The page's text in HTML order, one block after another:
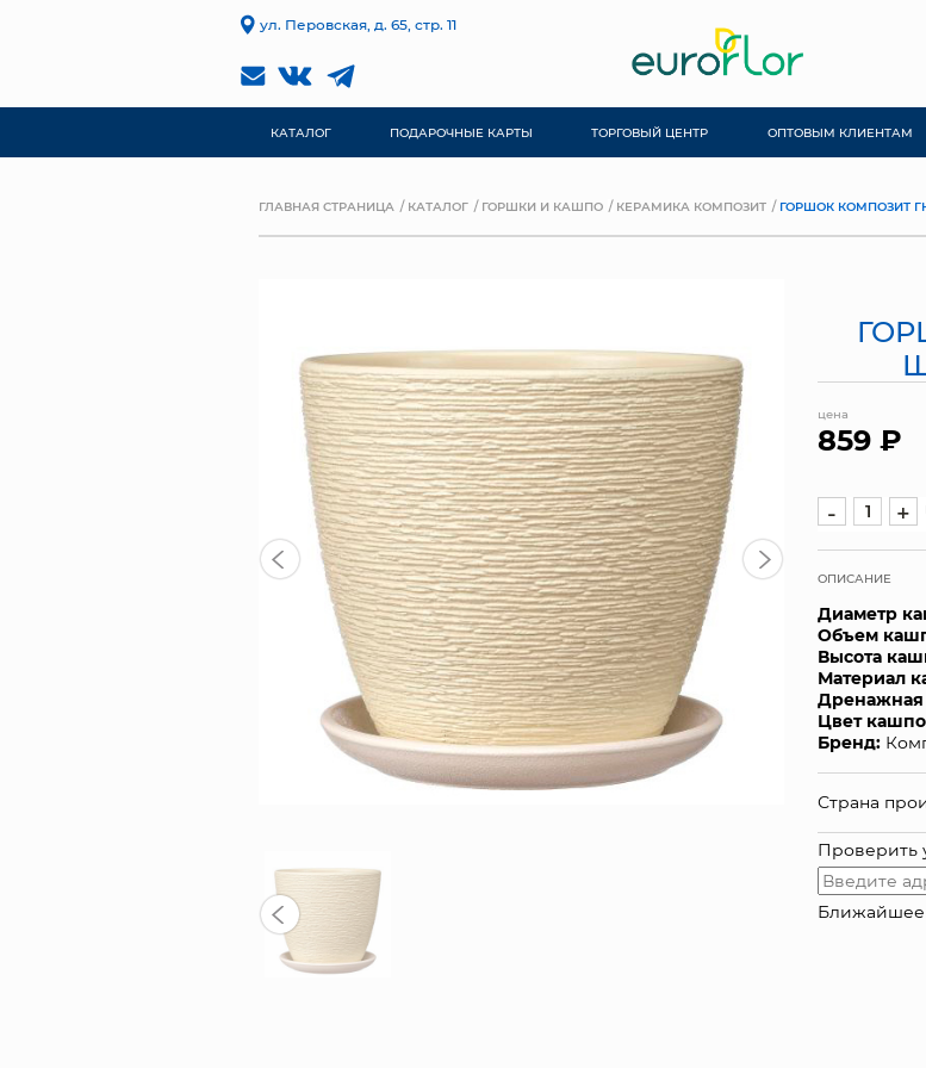
ул. Перовская, д. 65, стр. 11
КАТАЛОГ ПОДАРОЧНЫЕ КАРТЫ ТОРГОВЫЙ ЦЕНТР ОПТОВЫМ КЛИЕНТАМ
ГЛАВНАЯ СТРАНИЦА КАТАЛОГ ГОРШКИ И КАШПО КЕРАМИКА КОМПОЗИТ ГОРШОК КОМПОЗИТ
цена
859 ₽
- +
ОПИСАНИЕ
Диаметр
Объем
Высота
Материал
Дренажная
Цвет
Бренд:
Страна
Проверить
Ближайшее